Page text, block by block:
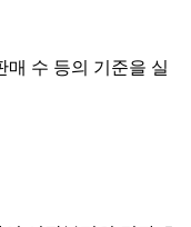
매 수 등의 기준을 실